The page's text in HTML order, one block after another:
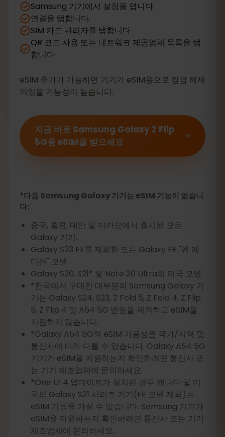
Samsung 기기에서 설정을 엽니다.
연결을 탭합니다.
SIM 카드 관리자를 탭합니다
QR 코드 사용 또는 네트워크 제공업체 목록을 탭
합니다
eSIM 추가가 가능하면 기기가 eSIM용으로 잠금 해제
되었을 가능성이 높습니다.
지금 바로 Samsung Galaxy Z Flip
5G용 eSIM을 받으세요
*다음 Samsung Galaxy 기기는 eSIM 기능이 없습니
다:
중국, 홍콩, 대만 및 마카오에서 출시된 모든
Galaxy 기기.
Galaxy S23 FE를 제외한 모든 Galaxy FE "팬 에
디션" 모델.
Galaxy S20, S21* 및 Note 20 Ultra의 미국 모델.
*한국에서 구매한 대부분의 Samsung Galaxy 기
기는 Galaxy S24, S23, Z Fold 5, Z Fold 4, Z Flip
5, Z Flip 4 및 A54 5G 변형을 제외하고 eSIM을
지원하지 않습니다.
*Galaxy A54 5G의 eSIM 가용성은 국가/지역 및
통신사에 따라 다를 수 있습니다. Galaxy A54 5G
기기가 eSIM을 지원하는지 확인하려면 통신사 또
는 기기 제조업체에 문의하세요.
*One UI 4 업데이트가 설치된 경우 캐나다 및 미
국의 Galaxy S21 시리즈 기기(FE 모델 제외)는
eSIM 기능을 가질 수 있습니다. Samsung 기기가
eSIM을 지원하는지 확인하려면 통신사 또는 기기
제조업체에 문의하세요.